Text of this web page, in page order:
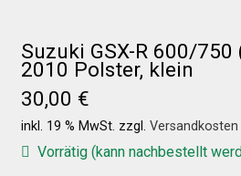
News
Suzuki GSX-R 600/750
2010 Polster, klein
30,00 €
inkl. 19 % MwSt. zzgl. Versandkosten
Vorrätig (kann nachbestellt